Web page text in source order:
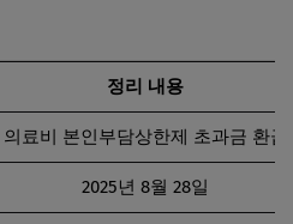
정리 내용
의료비 본인부담상한제 초과금 환급
2025년 8월 28일